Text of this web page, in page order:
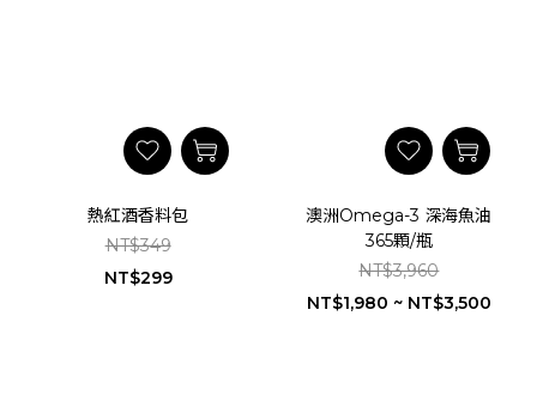
熱紅酒香料包
NT$349
NT$299
澳洲Omega-3 深海魚油
365顆/瓶
NT$3,960
NT$1,980 ~ NT$3,500